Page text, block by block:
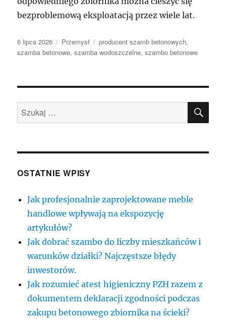
bezproblemową eksploatacją przez wiele lat.
Data
publikacji
6 lipca 2026 Kategorie
Przemysł Tagi
producent szamb betonowych,
szamba betonowe,szamba wodoszczelne,szambo betonowe
Szukaj:
OSTATNIE WPISY
Jak profesjonalnie zaprojektowane meble
handlowe wpływają na ekspozycję
artykułów?
Jak dobrać szambo do liczby mieszkańców i
warunków działki? Najczęstsze błędy
inwestorów.
Jak rozumieć atest higieniczny PZH razem z
dokumentem deklaracji zgodności podczas
zakupu betonowego zbiornika na ścieki?